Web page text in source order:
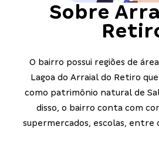
Sobre
O bairro possui regiões de
Lagoa do Arraial do Retiro
como patrimônio natural de
disso, o bairro conta com
supermercados, escolas, entre